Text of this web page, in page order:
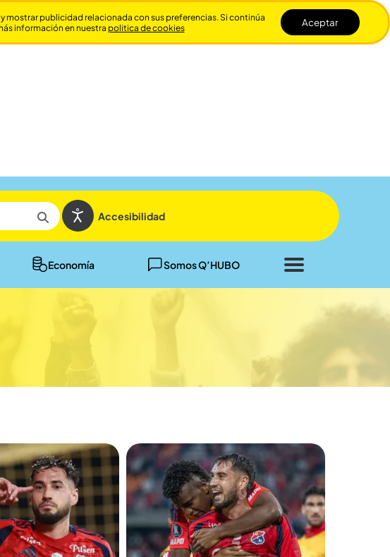
Accesibilidad
Economía Somos Q’HUBO
Cerrar
publicidad relacionada con sus preferencias. Si continúa
información en nuestra politica de cookies Aceptar